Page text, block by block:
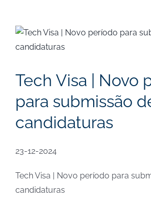
View
Larger
Tech Visa | Novo
para submissão
candidaturas
23-12-2024
Tech Visa | Novo período para
candidaturas